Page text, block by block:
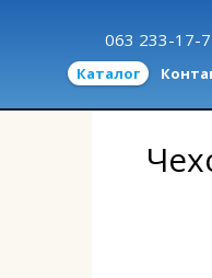
063 233-17-
Каталог